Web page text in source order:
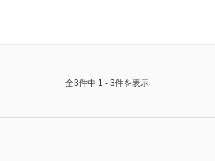
全3件中 1 - 3件を表示